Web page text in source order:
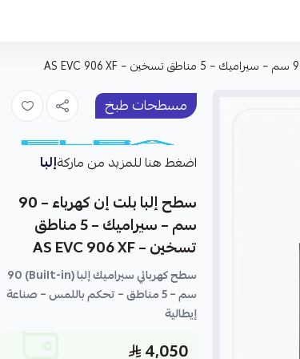
مسطحات طبخ
اضغط هنا للمزيد من ماركةإلبا
سطح إلبا بلت إن كهرباء – 90
سم – سيراميك – 5 مناطق
تسخين – AS EVC 906 XF
سطح كهربائي سيراميك إلبا (Built-in) 90
سم – 5 مناطق – تحكم باللمس – صناعة
إيطالية
4,050